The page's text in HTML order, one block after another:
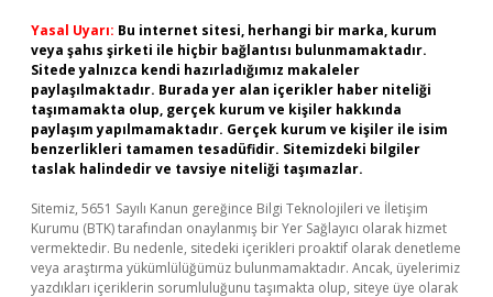
Yasal Uyarı: Bu internet sitesi, herhangi bir marka, kurum
veya şahıs şirketi ile hiçbir bağlantısı bulunmamaktadır.
Sitede yalnızca kendi hazırladığımız makaleler
paylaşılmaktadır. Burada yer alan içerikler haber niteliği
taşımamakta olup, gerçek kurum ve kişiler hakkında
paylaşım yapılmamaktadır. Gerçek kurum ve kişiler ile isim
benzerlikleri tamamen tesadüfidir. Sitemizdeki bilgiler
taslak halindedir ve tavsiye niteliği taşımazlar.
Sitemiz, 5651 Sayılı Kanun gereğince Bilgi Teknolojileri ve İletişim
Kurumu (BTK) tarafından onaylanmış bir Yer Sağlayıcı olarak hizmet
vermektedir. Bu nedenle, sitedeki içerikleri proaktif olarak denetleme
veya araştırma yükümlülüğümüz bulunmamaktadır. Ancak, üyelerimiz
yazdıkları içeriklerin sorumluluğunu taşımakta olup, siteye üye olarak